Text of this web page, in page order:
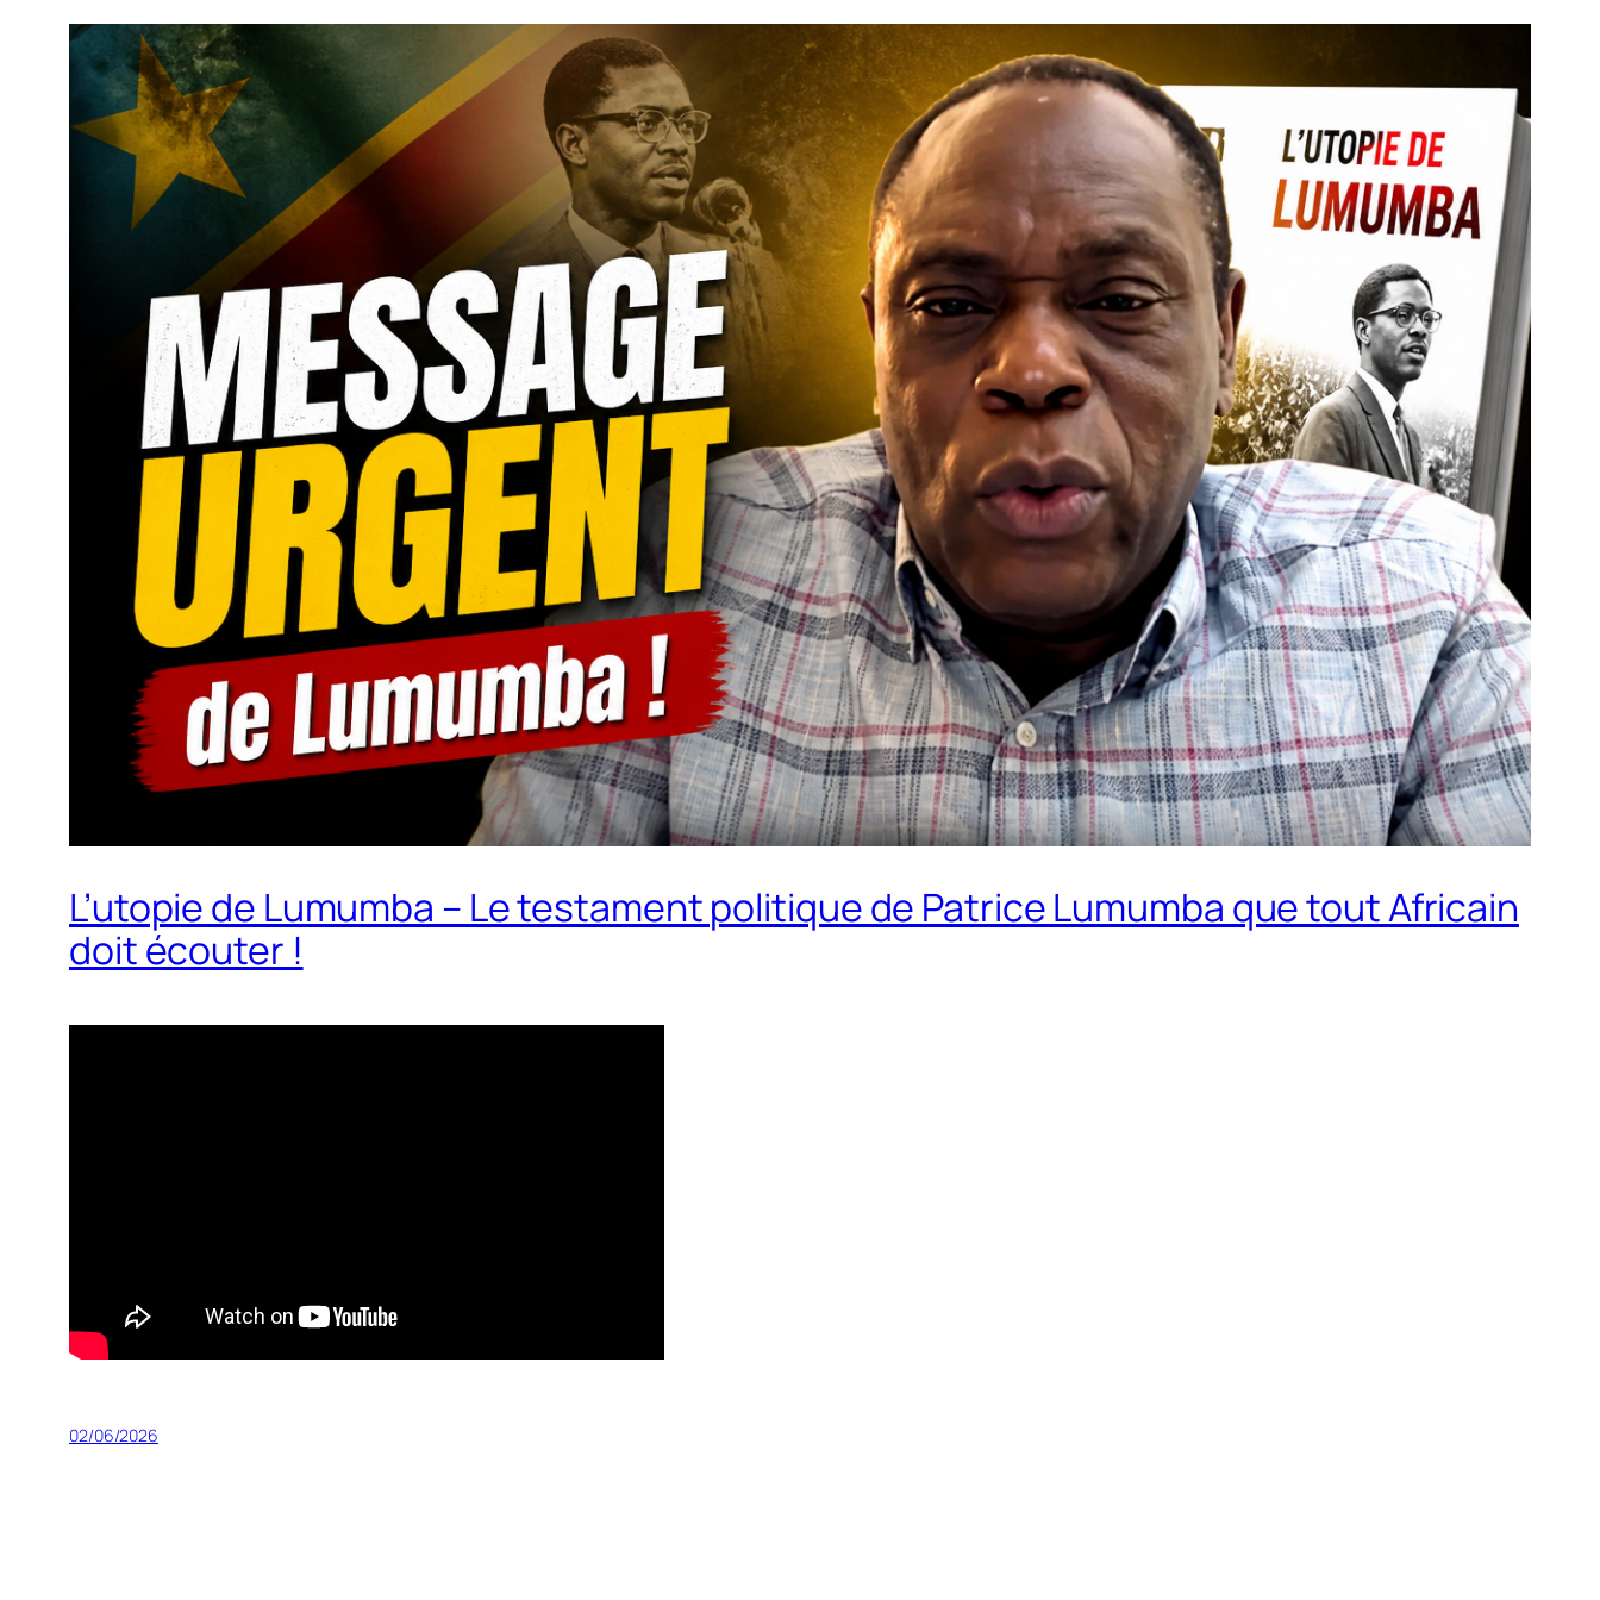
L’utopie de Lumumba – Le testament politique de Patrice Lumumba que tout Africain
doit écouter !
02/06/2026